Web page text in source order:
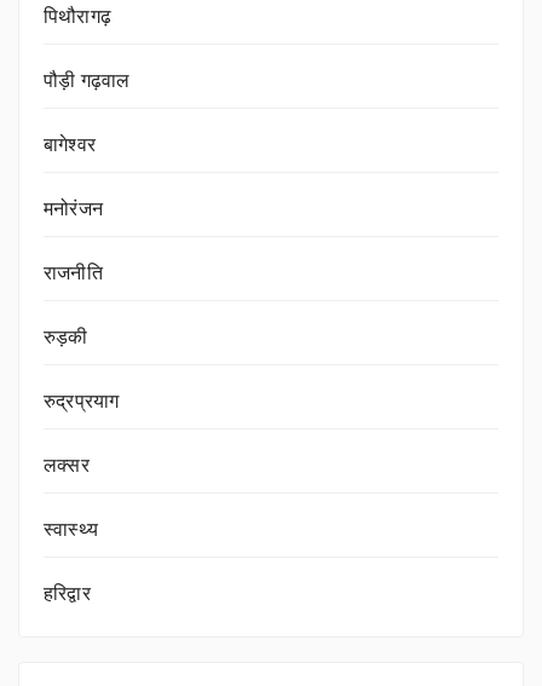
पिथौरागढ़
पौड़ी गढ़वाल
बागेश्वर
मनोरंजन
राजनीति
रुड़की
रुद्रप्रयाग
लक्सर
स्वास्थ्य
हरिद्वार